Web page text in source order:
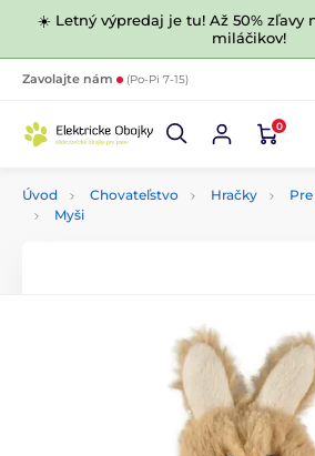
☀️ Letný výpredaj je tu! Až 50% zľavy
miláčikov!
Zavolajte nám (Po-Pi 7-15)
0
Úvod Chovateľstvo Hračky
Myši